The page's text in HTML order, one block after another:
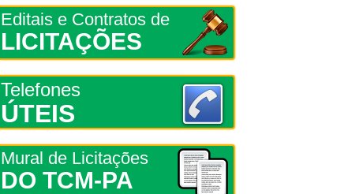
Editais e Contratos de
LICITAÇÕES
Telefones
ÚTEIS
Mural de Licitações
DO TCM-PA